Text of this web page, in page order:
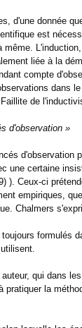
d'une donnée
est
liée à la
compte
dans
de
d'observation »
d'observation
une certaine
). Ceux-ci
empiriques,
Chalmers
formulés
qui dans
la